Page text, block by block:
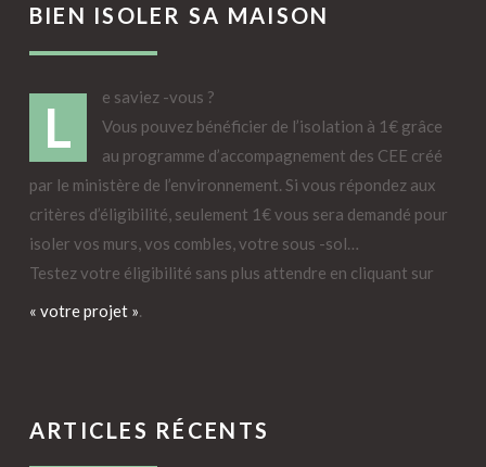
BIEN ISOLER SA MAISON
L
e saviez -vous ?
Vous pouvez bénéficier de l’isolation à 1€ grâce
au programme d’accompagnement des CEE créé
par le ministère de l’environnement. Si vous répondez aux
critères d’éligibilité, seulement 1€ vous sera demandé pour
isoler vos murs, vos combles, votre sous -sol…
Testez votre éligibilité sans plus attendre en cliquant sur
« votre projet ».
ARTICLES RÉCENTS